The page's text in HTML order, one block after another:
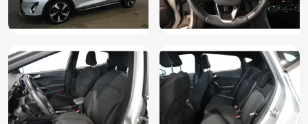
Draadloos laden mobiele telefoon (IEXAB)
EasyFold 60:40 achterbankleuning (BWCAK)
Elektrisch bedienbare portierramen voor incl. one-touch
up/down functie (B2KAE)
Elektrische ramen achter
Elektrische ramen voor
Elektrisch inklapbare buitenspiegels incl.